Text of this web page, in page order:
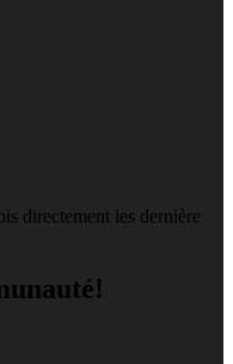
directement les dernière